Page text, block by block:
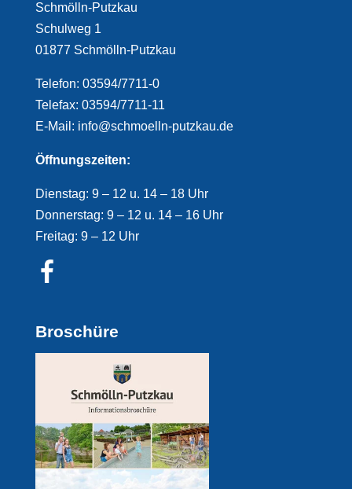
Schmölln-Putzkau
Schulweg 1
01877 Schmölln-Putzkau
Telefon: 03594/7711-0
Telefax: 03594/7711-11
E-Mail: info@schmoelln-putzkau.de
Öffnungszeiten:
Dienstag: 9 – 12 u. 14 – 18 Uhr
Donnerstag: 9 – 12 u. 14 – 16 Uhr
Freitag: 9 – 12 Uhr
Broschüre